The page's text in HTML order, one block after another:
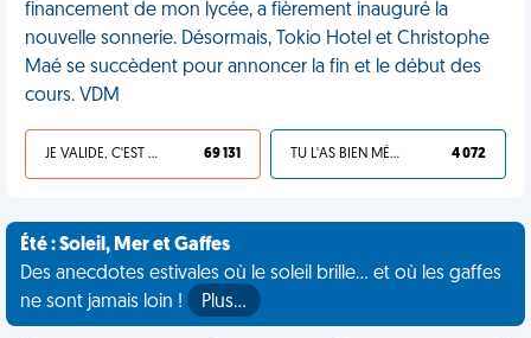
financement de mon lycée, a fièrement inauguré la
nouvelle sonnerie. Désormais, Tokio Hotel et Christophe
Maé se succèdent pour annoncer la fin et le début des
cours. VDM
JE VALIDE, C'EST UNE VDM 69 131 TU L'AS BIEN MÉRITÉ 4 072
Été : Soleil, Mer et Gaffes
Des anecdotes estivales où le soleil brille... et où les gaffes
ne sont jamais loin !
Plus…